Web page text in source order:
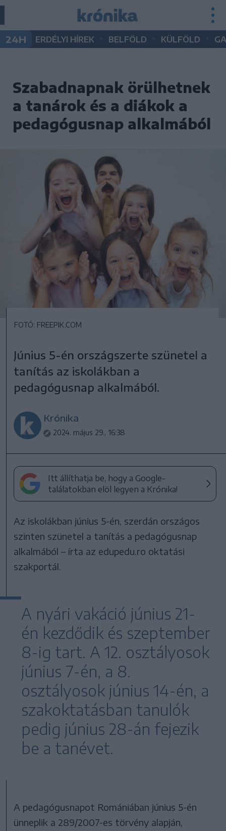
24H ERDÉLYI HÍREK BELFÖLD KÜLFÖLD
Szabadnapnak örülhetnek
a tanárok és a diákok a
pedagógusnap alkalmából
FOTÓ: FREEPIK.COM
Június 5-én országszerte szünetel a
tanítás az iskolákban a
pedagógusnap alkalmából.
Krónika
2024. május 29., 16:38
Itt állíthatja be, hogy a Google-
találatokban elöl legyen a Krónika!
Az iskolákban június 5-én, szerdán országos
szinten szünetel a tanítás a pedagógusnap
alkalmából – írta az edupedu.ro oktatási
szakportál.
A nyári vakáció június 21-
én kezdődik és szeptember
8-ig tart. A 12. osztályosok
június 7-én, a 8.
osztályosok június 14-én, a
szakoktatásban tanulók
pedig június 28-án fejezik
be a tanévet.
A pedagógusnapot Romániában június 5-én
ünneplik a 289/2007-es törvény alapján,